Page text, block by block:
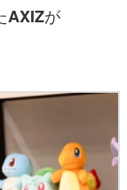
AXIZが